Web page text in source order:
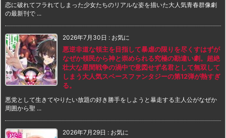
恋に破れてフラれてしまった少女たちのリアルな姿を描いた大人気青春群像劇
の最新刊で ...
2026年7月30日 : お気に
悪逆非道な領主を目指して暴虐の限りを尽くすはずが
なぜか領民から神と崇められる究極の勘違い劇。超絶
壮大な星間戦争の渦中で意図せず名君として無双して
しまう大人気スペースファンタジーの第12弾が熱すぎ
る。
悪党として生きてやりたい放題の好き勝手をしようと暴走する主人公がなぜか
周囲から聖 ...
2026年7月29日 : お気に